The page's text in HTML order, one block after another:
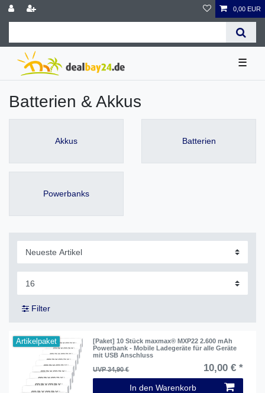
0,00 EUR
☰
Batterien & Akkus
Akkus Batterien
Powerbanks
Filter
Artikelpaket
[Paket] 10 Stück maxmax® MXP22 2.600 mAh
Powerbank - Mobile Ladegeräte für alle Geräte
mit USB Anschluss
UVP 34,90 €
10,00 € *
In den Warenkorb